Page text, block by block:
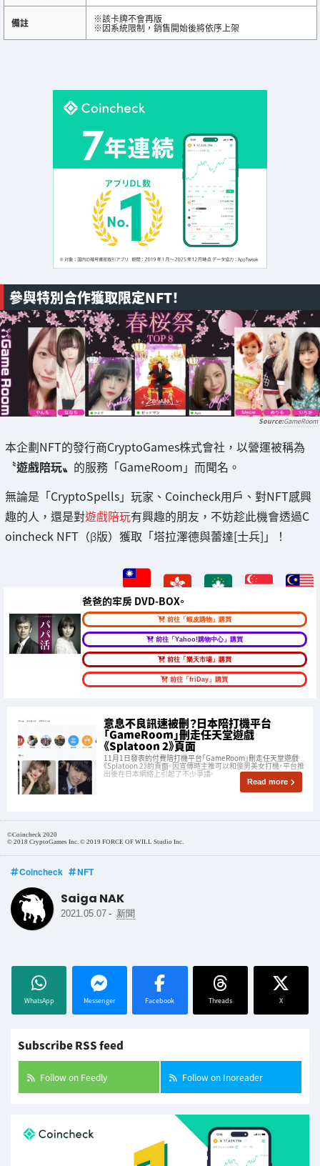
備註 ※該卡牌不會再版
※因系統限制，銷售開始後將依序上架
參與特別合作獲取限定NFT！
GameRoom
本企劃NFT的發行商CryptoGames株式會社，以營運被稱為
〝遊戲陪玩〟 的服務「GameRoom」而聞名。
無論是「CryptoSpells」玩家、Coincheck用戶、對NFT感興
趣的人，還是對遊戲陪玩有興趣的朋友，不妨趁此機會透過C
oincheck NFT（β版）獲取「塔拉澤德與蕾達[士兵]」！
爸爸的牢房 DVD-BOX。
前往「蝦皮購物」購買
前往「Yahoo!購物中心」購買
前往「樂天市場」購買
前往「friDay」購買
意息不良訊速被刪？日本陪打機平台
「GameRoom」刪走任天堂遊戲
《Splatoon 2》頁面
11月1日發表的付費陪打機平台「GameRoom」刪走任天堂遊戲
《Splatoon 2》的頁面。因宣傳時主推可以和俊男美女打機，平台推
出後在日本網絡上引起了不少爭議。
Read more
©︎Coincheck 2020
© 2018 CryptoGames Inc. © 2019 FORCE OF WILL Studio Inc.
Coincheck NFT
Saiga NAK
2021.05.07 - 新聞
WhatsApp Messenger Facebook Threads X
Subscribe RSS feed
Follow on Feedly Follow on Inoreader